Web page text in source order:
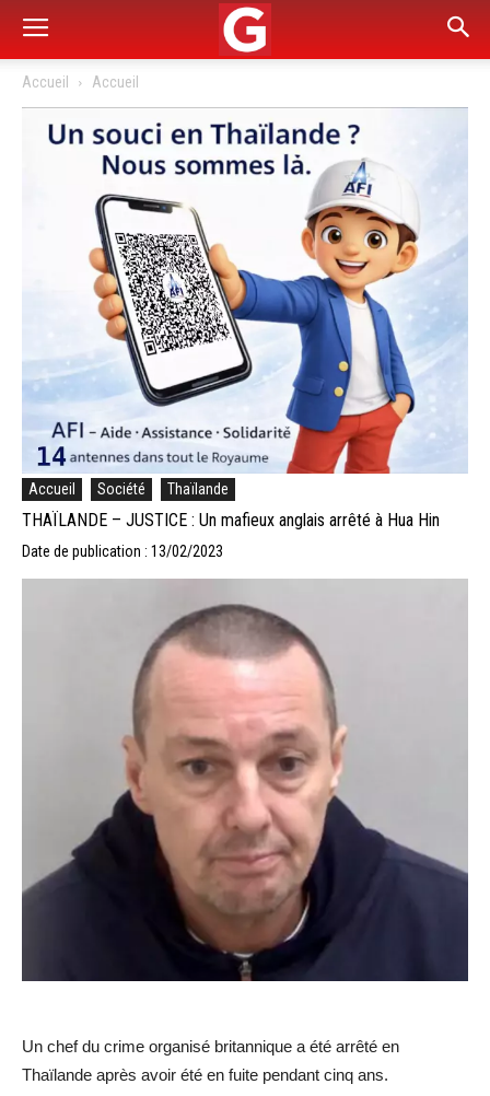
Accueil Accueil
Accueil Société Thaïlande
THAÏLANDE – JUSTICE : Un mafieux anglais arrêté à Hua Hin
Date de publication : 13/02/2023
Un chef du crime organisé britannique a été arrêté en
Thaïlande après avoir été en fuite pendant cinq ans.